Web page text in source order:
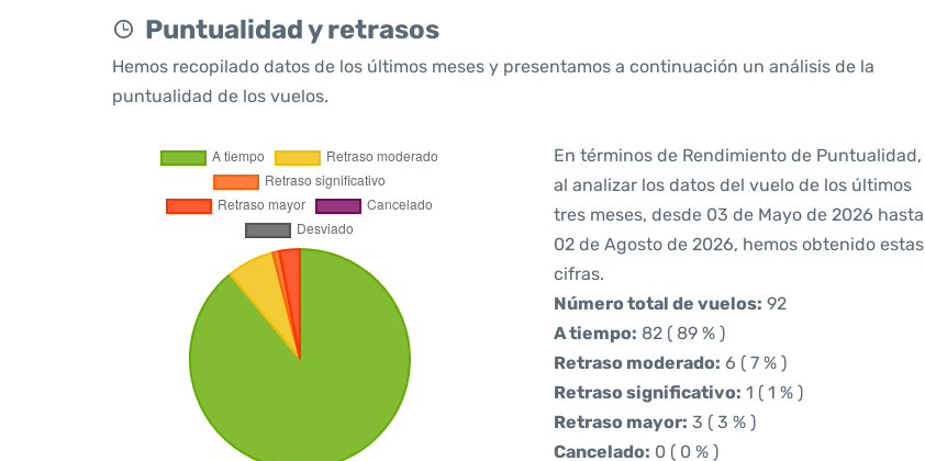
Puntualidad y retrasos
Hemos recopilado datos de los últimos meses y presentamos a continuación un análisis de la
puntualidad de los vuelos.
En términos de Rendimiento de Puntualidad,
al analizar los datos del vuelo de los últimos
tres meses, desde 03 de Mayo de 2026 hasta
02 de Agosto de 2026, hemos obtenido estas
cifras.
Número total de vuelos: 92
A tiempo: 82 ( 89 % )
Retraso moderado: 6 ( 7 % )
Retraso significativo: 1 ( 1 % )
Retraso mayor: 3 ( 3 % )
Cancelado: 0 ( 0 % )